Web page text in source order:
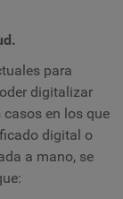
para
digitalizar
en los que
digital o
a mano, se